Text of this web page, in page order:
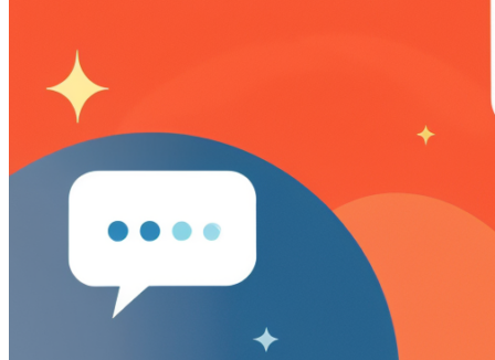
Новости
События
Партнёрам
8 800 333 97 02 Звонок бесплатный